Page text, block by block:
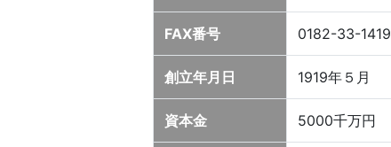
FAX番号 0182-33-1419
創立年月日 1919年５月
資本金 5000千万円